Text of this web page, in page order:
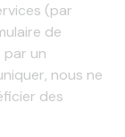
(par
de
un
nous ne
des